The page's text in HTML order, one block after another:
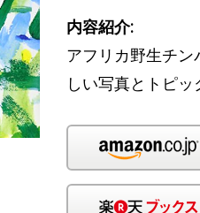
内容紹介:
アフリカ野生チ
しい写真とトピッ